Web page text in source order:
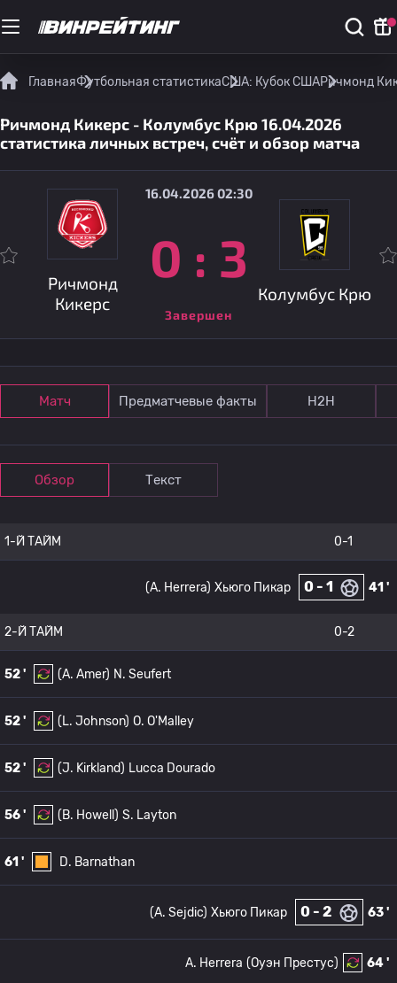
ГлавнаяФутбольная статистикаСША: Кубок СШАРичмонд
Ричмонд Кикерс - Колумбус Крю 16.04.2026
статистика личных встреч, счёт и обзор матча
Ричмонд
Кикерс
16.04.2026 02:30
0 : 3
Завершен
Колумбус Крю
Матч Предматчевые факты Н2Н
Обзор Текст
1-Й ТАЙМ 0-1
41 '
0 - 1
Хьюго Пикар
(A. Herrera)
2-Й ТАЙМ 0-2
52 ' (A. Amer) N. Seufert
52 ' (L. Johnson) O. O'Malley
52 ' (J. Kirkland) Lucca Dourado
56 ' (B. Howell) S. Layton
61 ' D. Barnathan
63 '
0 - 2
Хьюго Пикар
(A. Sejdic)
64 '
(Оуэн Престус)
A. Herrera